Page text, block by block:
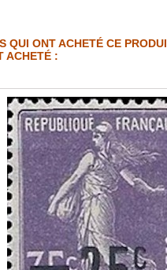
QUI ONT ACHETÉ CE
ACHETÉ :